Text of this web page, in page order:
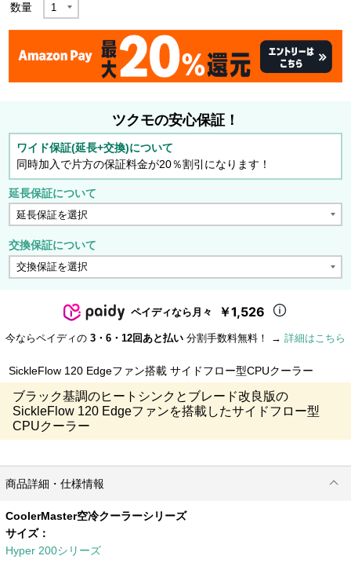
数量
ツクモの安心保証！
ワイド保証(延長+交換)について
同時加入で片方の保証料金が20％割引になります！
延長保証について
交換保証について
ペイディなら月々 ￥1,526
今ならペイディの 3・6・12回あと払い 分割手数料無料！ → 詳細はこちら
SickleFlow 120 Edgeファン搭載 サイドフロー型CPUクーラー
ブラック基調のヒートシンクとブレード改良版の
SickleFlow 120 Edgeファンを搭載したサイドフロー型
CPUクーラー
商品詳細・仕様情報
CoolerMaster空冷クーラーシリーズ
サイズ：
Hyper 200シリーズ